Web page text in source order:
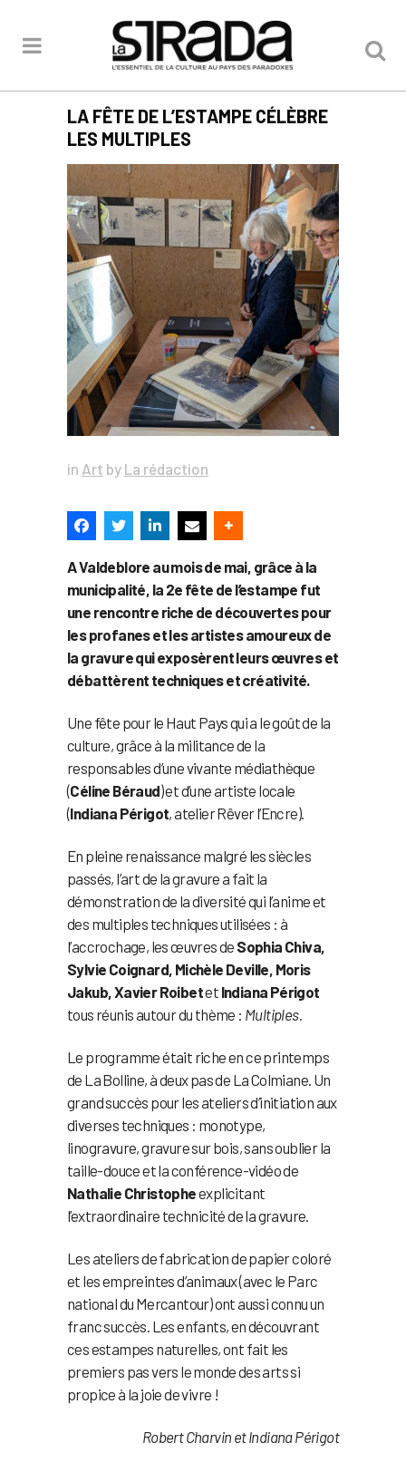
LA FÊTE DE L’ESTAMPE CÉLÈBRE
LES MULTIPLES
in Art by La rédaction
A Valdeblore au mois de mai, grâce à la
municipalité, la 2e fête de l’estampe fut
une rencontre riche de découvertes pour
les profanes et les artistes amoureux de
la gravure qui exposèrent leurs œuvres et
débattèrent techniques et créativité.
Une fête pour le Haut Pays qui a le goût de la
culture, grâce à la militance de la
responsables d’une vivante médiathèque
(Céline Béraud) et d’une artiste locale
(Indiana Périgot, atelier Rêver l’Encre).
En pleine renaissance malgré les siècles
passés, l’art de la gravure a fait la
démonstration de la diversité qui l’anime et
des multiples techniques utilisées : à
l’accrochage, les œuvres de Sophia Chiva,
Sylvie Coignard, Michèle Deville, Moris
Jakub, Xavier Roibetet Indiana Périgot
tous réunis autour du thème : Multiples.
Le programme était riche en ce printemps
de La Bolline, à deux pas de La Colmiane. Un
grand succès pour les ateliers d’initiation aux
diverses techniques : monotype,
linogravure, gravure sur bois, sans oublier la
taille-douce et la conférence-vidéo de
Nathalie Christopheexplicitant
l’extraordinaire technicité de la gravure.
Les ateliers de fabrication de papier coloré
et les empreintes d’animaux (avec le Parc
national du Mercantour) ont aussi connu un
franc succès. Les enfants, en découvrant
ces estampes naturelles, ont fait les
premiers pas vers le monde des arts si
propice à la joie de vivre !
Robert Charvin et Indiana Périgot